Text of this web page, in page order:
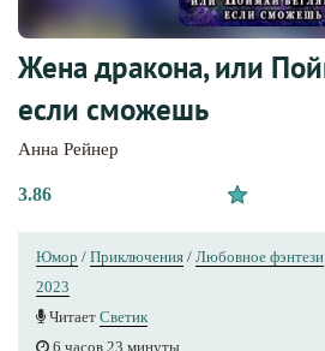
Жена дракона, или
если сможешь
Анна Рейнер
3.86
Юмор / Приключения / Любовное фэнтези
2023
Читает Светик
6 часов 23 минуты